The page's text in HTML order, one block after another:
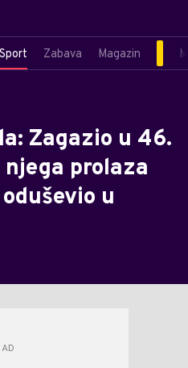
Sport Zabava Magazin
Zagazio u 46.
prolaza
u